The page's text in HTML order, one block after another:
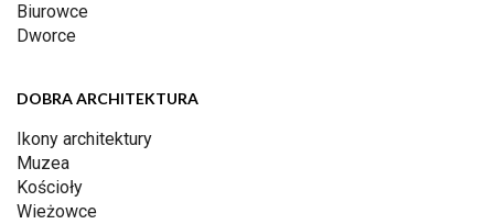
Biurowce
Dworce
DOBRA ARCHITEKTURA
Ikony architektury
Muzea
Kościoły
Wieżowce